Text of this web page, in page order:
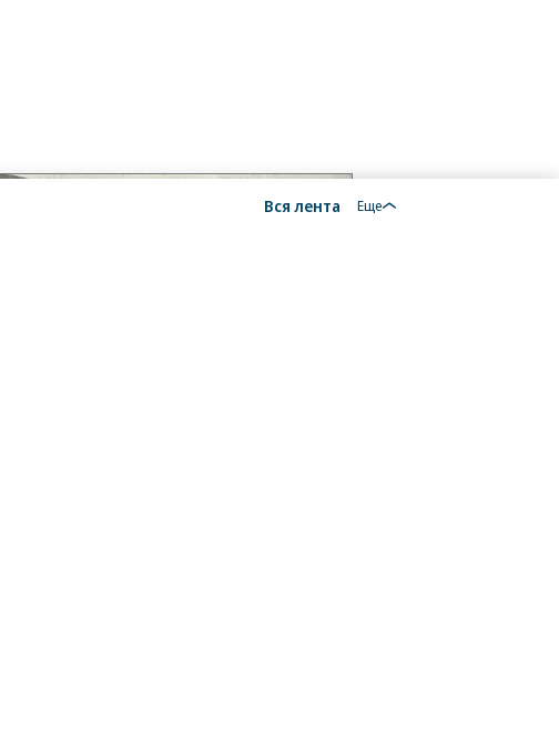
Вся лента Еще